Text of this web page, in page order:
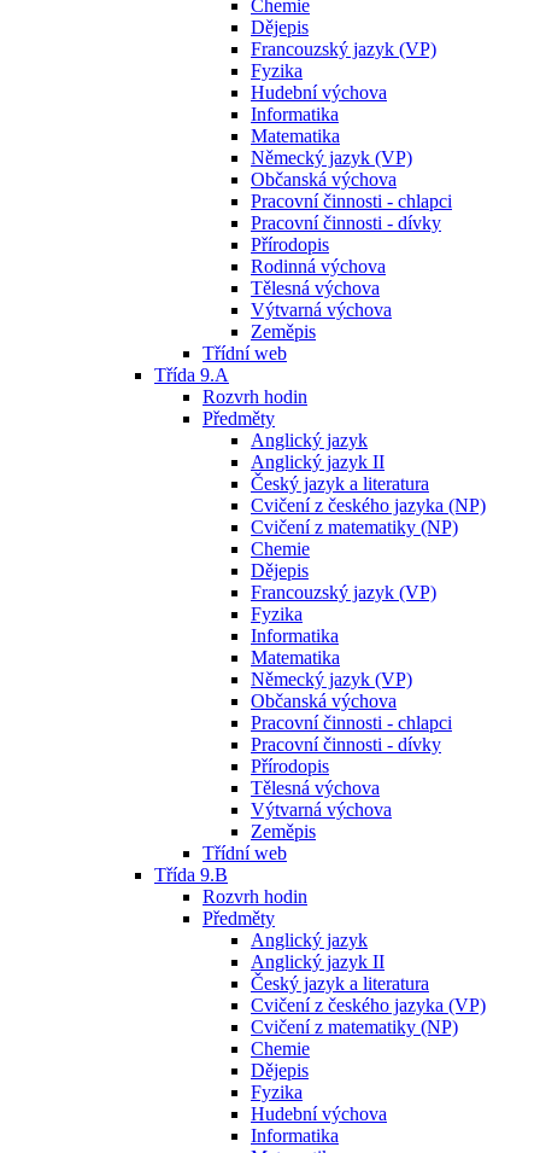
Chemie
Dějepis
Francouzský jazyk (VP)
Fyzika
Hudební výchova
Informatika
Matematika
Německý jazyk (VP)
Občanská výchova
Pracovní činnosti - chlapci
Pracovní činnosti - dívky
Přírodopis
Rodinná výchova
Tělesná výchova
Výtvarná výchova
Zeměpis
Třídní web
Třída 9.A
Rozvrh hodin
Předměty
Anglický jazyk
Anglický jazyk II
Český jazyk a literatura
Cvičení z českého jazyka (NP)
Cvičení z matematiky (NP)
Chemie
Dějepis
Francouzský jazyk (VP)
Fyzika
Informatika
Matematika
Německý jazyk (VP)
Občanská výchova
Pracovní činnosti - chlapci
Pracovní činnosti - dívky
Přírodopis
Tělesná výchova
Výtvarná výchova
Zeměpis
Třídní web
Třída 9.B
Rozvrh hodin
Předměty
Anglický jazyk
Anglický jazyk II
Český jazyk a literatura
Cvičení z českého jazyka (VP)
Cvičení z matematiky (NP)
Chemie
Dějepis
Fyzika
Hudební výchova
Informatika